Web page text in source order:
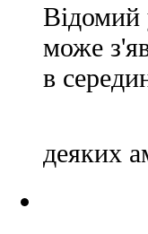
Відомий
може
в
деяких